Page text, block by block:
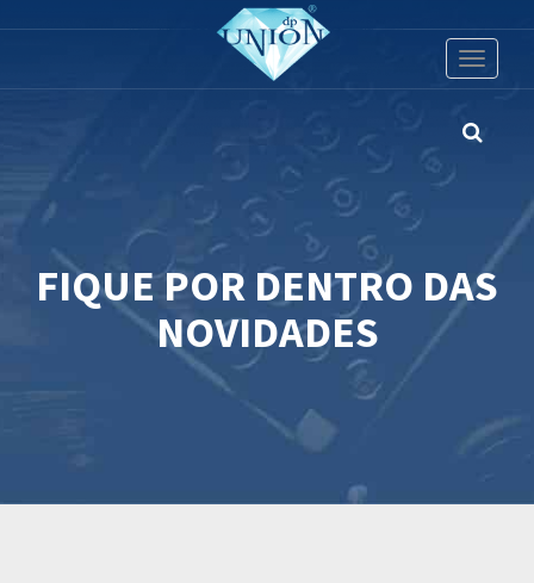
Toggle
FIQUE POR DENTRO DAS
NOVIDADES